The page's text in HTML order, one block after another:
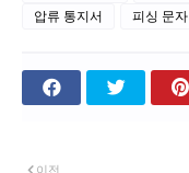
압류 통지서
피싱 문자
이전